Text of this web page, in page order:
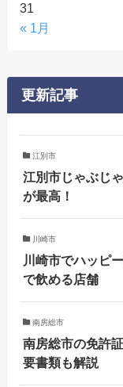
31
« 1月
更新記事
江別市
江別市じゃぶじ
が最高！
川崎市
川崎市でハッピ
で飲める店舗
南房総市
南房総市の免許
要書類も解説